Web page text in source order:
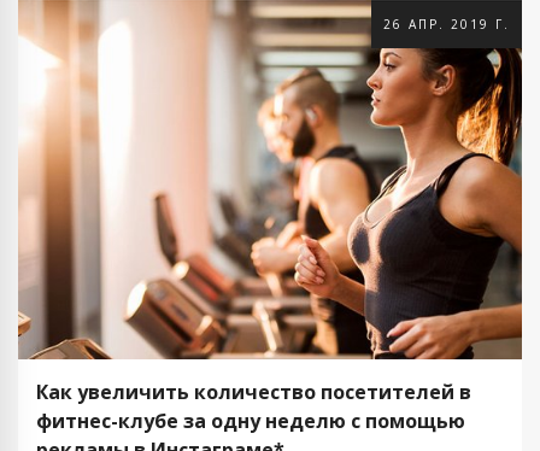
26 АПР. 2019 Г.
Как увеличить количество посетителей в
фитнес-клубе за одну неделю с помощью